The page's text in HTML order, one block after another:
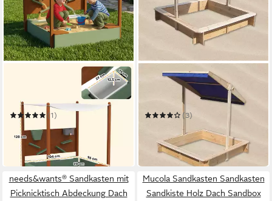
Sandkasten Sandbox mit
Sandspielzeug Sitzbänken
Bodenvlies für Outdoor
Garten
(1)
144,99 € UVP239,90 €
-40%
in 2-3 Werktagen bei dir
MELKO
Sandkasten Sandkasten
Sandkiste 120x120 CM Holz
mit verstellbaren Dach
(3)
97,90 €
-29%
in 3-4 Werktagen bei dir
needs&wants® Sandkasten mit
Picknicktisch Abdeckung Dach
Mucola Sandkasten Sandkasten
Sandkiste Holz Dach Sandbox